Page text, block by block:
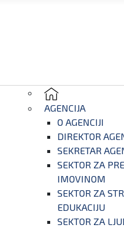
AGENCIJA
O AGENCIJI
DIREKTOR
SEKRETAR
SEKTOR ZA
IMOVINOM
SEKTOR ZA
EDUKACIJU
SEKTOR ZA